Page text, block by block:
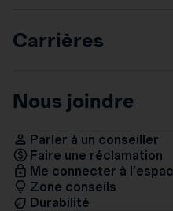
Carrières
Nous joindre
Parler à un conseiller
Faire une réclamation
Me connecter à
Zone conseils
Durabilité